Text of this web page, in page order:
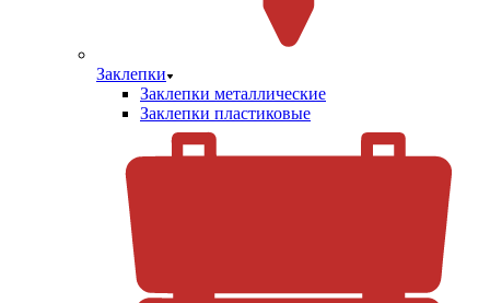
Заклепки
Заклепки металлические
Заклепки пластиковые